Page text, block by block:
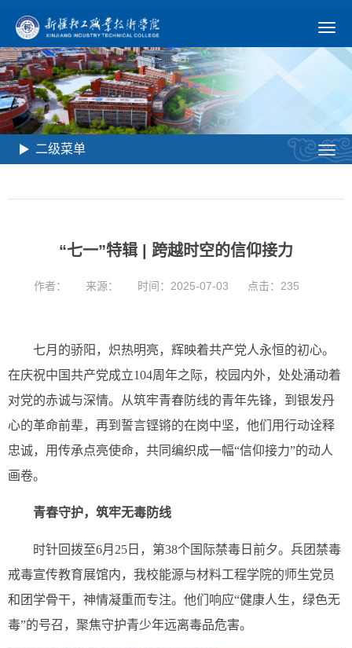
二级菜单
“七一”特辑 | 跨越时空的信仰接力
作者： 来源： 时间：2025-07-03 点击： 235
七月的骄阳，炽热明亮，辉映着共产党人永恒的初心。
在庆祝中国共产党成立104周年之际，校园内外，处处涌动着
对党的赤诚与深情。从筑牢青春防线的青年先锋，到银发丹
心的革命前辈，再到誓言铿锵的在岗中坚，他们用行动诠释
忠诚，用传承点亮使命，共同编织成一幅“信仰接力”的动人
画卷。
青春守护，筑牢无毒防线
时针回拨至6月25日，第38个国际禁毒日前夕。兵团禁毒
戒毒宣传教育展馆内，我校能源与材料工程学院的师生党员
和团学骨干，神情凝重而专注。他们响应“健康人生，绿色无
毒”的号召，聚焦守护青少年远离毒品危害。